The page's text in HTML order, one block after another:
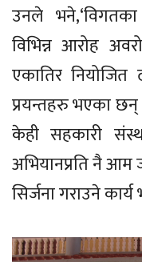
उनले
विभिन्न आरोह
एकातिर नियोजित
प्रयन्तहरु भएका
केही सहकारी
अभियानप्रति नै आम
सिर्जना गराउने